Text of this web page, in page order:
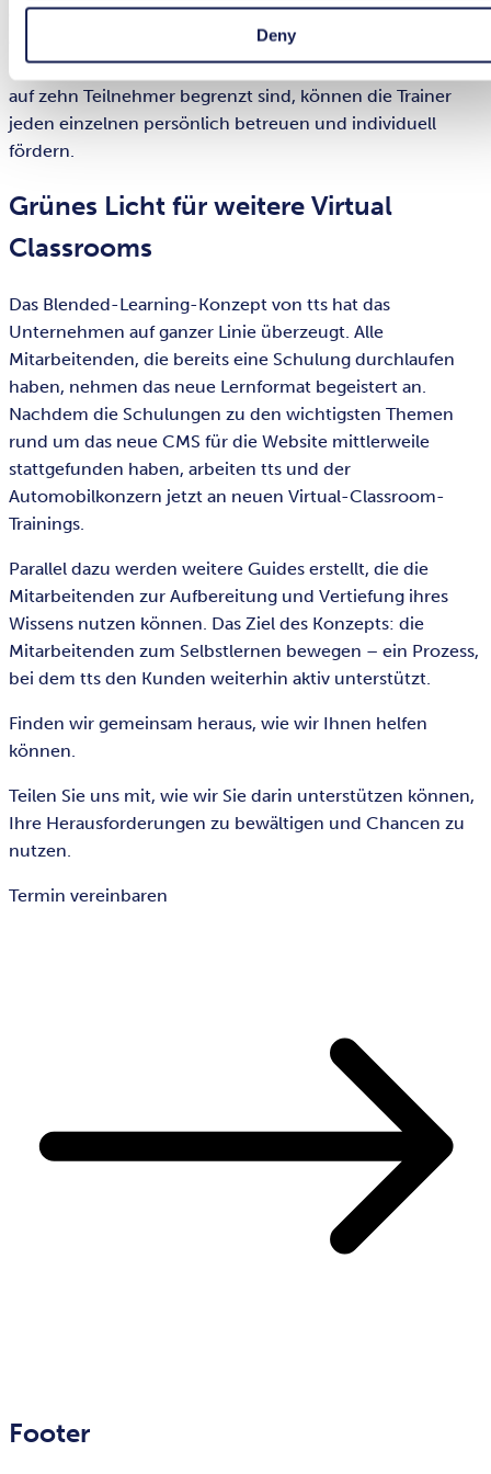
Deny
ein, sind motivierter und folgen den Schulungen mit
größerer Aufmerksamkeit als unter dem früheren
Konzept. Und weil die Schulungen im Virtual Classroom
auf zehn Teilnehmer begrenzt sind, können die Trainer
jeden einzelnen persönlich betreuen und individuell
fördern.
Grünes Licht für weitere Virtual
Classrooms
Das Blended-Learning-Konzept von tts hat das
Unternehmen auf ganzer Linie überzeugt. Alle
Mitarbeitenden, die bereits eine Schulung durchlaufen
haben, nehmen das neue Lernformat begeistert an.
Nachdem die Schulungen zu den wichtigsten Themen
rund um das neue CMS für die Website mittlerweile
stattgefunden haben, arbeiten tts und der
Automobilkonzern jetzt an neuen Virtual-Classroom-
Trainings.
Parallel dazu werden weitere Guides erstellt, die die
Mitarbeitenden zur Aufbereitung und Vertiefung ihres
Wissens nutzen können. Das Ziel des Konzepts: die
Mitarbeitenden zum Selbstlernen bewegen – ein Prozess,
bei dem tts den Kunden weiterhin aktiv unterstützt.
Finden wir gemeinsam heraus, wie wir Ihnen helfen
können.
Teilen Sie uns mit, wie wir Sie darin unterstützen können,
Ihre Herausforderungen zu bewältigen und Chancen zu
nutzen.
Termin vereinbaren
Footer